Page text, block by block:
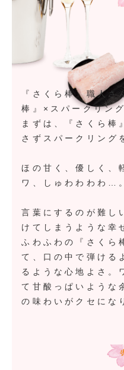
『さくら棒』職人さ
棒』×スパークリング
まずは、『さくら棒
さずスパークリング
ほの甘く、優しく、
ワ、しゅわわわわ…
言葉にするのが難し
けてしまうような幸
ふわふわの『さくら
て、口の中で弾ける
るような心地よさ。
て甘酸っぱいような
の味わいがクセにな